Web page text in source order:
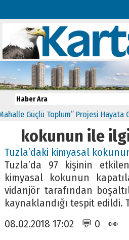
Güçlü Toplum” Projesi Hayata
kokunun ile
Tuzla’daki kimyasal
Tuzla’da 97 kişinin
kimyasal kokunun
vidanjör tarafından
kaynaklandığı tespit edildi.
08.02.2018 17:02 💬 0 👀